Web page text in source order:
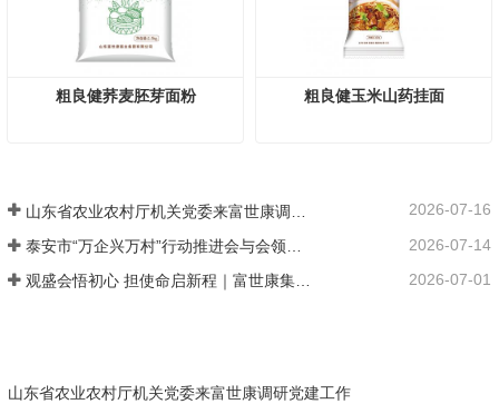
粗良健荞麦胚芽面粉 粗良健玉米山药挂面
2026-07-16
2026-07-14
2026-07-01
山东省农业农村厅机关党委来富世康调研党建工作